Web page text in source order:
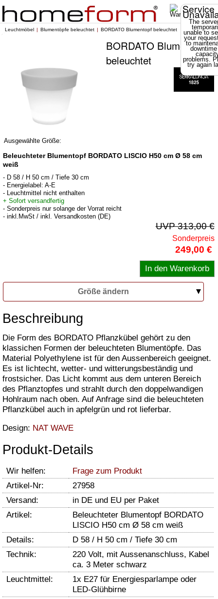
Service
The
unable to
your
to
problems.
try again
Leuchtmöbel Blumentöpfe beleuchtet BORDATO Blumentopf beleuchtet
BORDATO Blumentopf
beleuchtet
Ausgewählte Größe:
Beleuchteter Blumentopf BORDATO LISCIO H50 cm Ø 58 cm
weiß
- D 58 / H 50 cm / Tiefe 30 cm
- Energielabel: A-E
- Leuchtmittel nicht enthalten
+ Sofort versandfertig
- Sonderpreis nur solange der Vorrat reicht
- inkl.MwSt / inkl. Versandkosten (DE)
UVP 313,00 €
Sonderpreis
249,00 €
Größe ändern
Beschreibung
Die Form des BORDATO Pflanzkübel gehört zu den
klassichen Formen der beleuchteten Blumentöpfe. Das
Material Polyethylene ist für den Aussenbereich geeignet.
Es ist lichtecht, wetter- und witterungsbeständig und
frostsicher. Das Licht kommt aus dem unteren Bereich
des Pflanztopfes und strahlt durch den doppelwandigen
Hohlraum nach oben. Auf Anfrage sind die beleuchteten
Pflanzkübel auch in apfelgrün und rot lieferbar.
Design: NAT WAVE
Produkt-Details
Wir helfen:
Frage zum Produkt
Artikel-Nr:
27958
Versand:
in DE und EU per Paket
Artikel:
Beleuchteter Blumentopf BORDATO
LISCIO H50 cm Ø 58 cm weiß
Details:
D 58 / H 50 cm / Tiefe 30 cm
Technik:
220 Volt, mit Aussenanschluss, Kabel
ca. 3 Meter schwarz
Leuchtmittel:
1x E27 für Energiesparlampe oder
LED-Glühbirne